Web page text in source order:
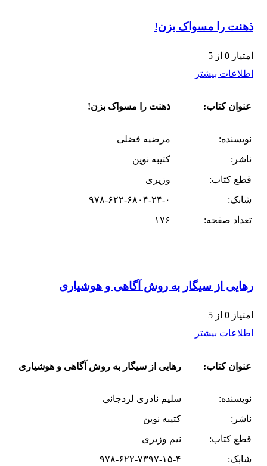
ذهنت را مسواک بزن!
امتیاز 0 از 5
اطلاعات بیشتر
عنوان کتاب: ذهنت را مسواک بزن!
نویسنده:
مرضیه فضلی
ناشر:
کتیبه نوین
قطع کتاب:
وزیری
شابک:
۹۷۸-۶۲۲-۶۸۰۴-۲۴-۰
تعداد صفحه:
۱۷۶
رهایی از سیگار به روش آگاهی و هوشیاری
امتیاز 0 از 5
اطلاعات بیشتر
عنوان کتاب: رهایی از سیگار به روش آگاهی و هوشیاری
نویسنده:
سلیم نادری لردجانی
ناشر:
کتیبه نوین
قطع کتاب:
نیم وزیری
شابک:
۹۷۸-۶۲۲-۷۳۹۷-۱۵-۴